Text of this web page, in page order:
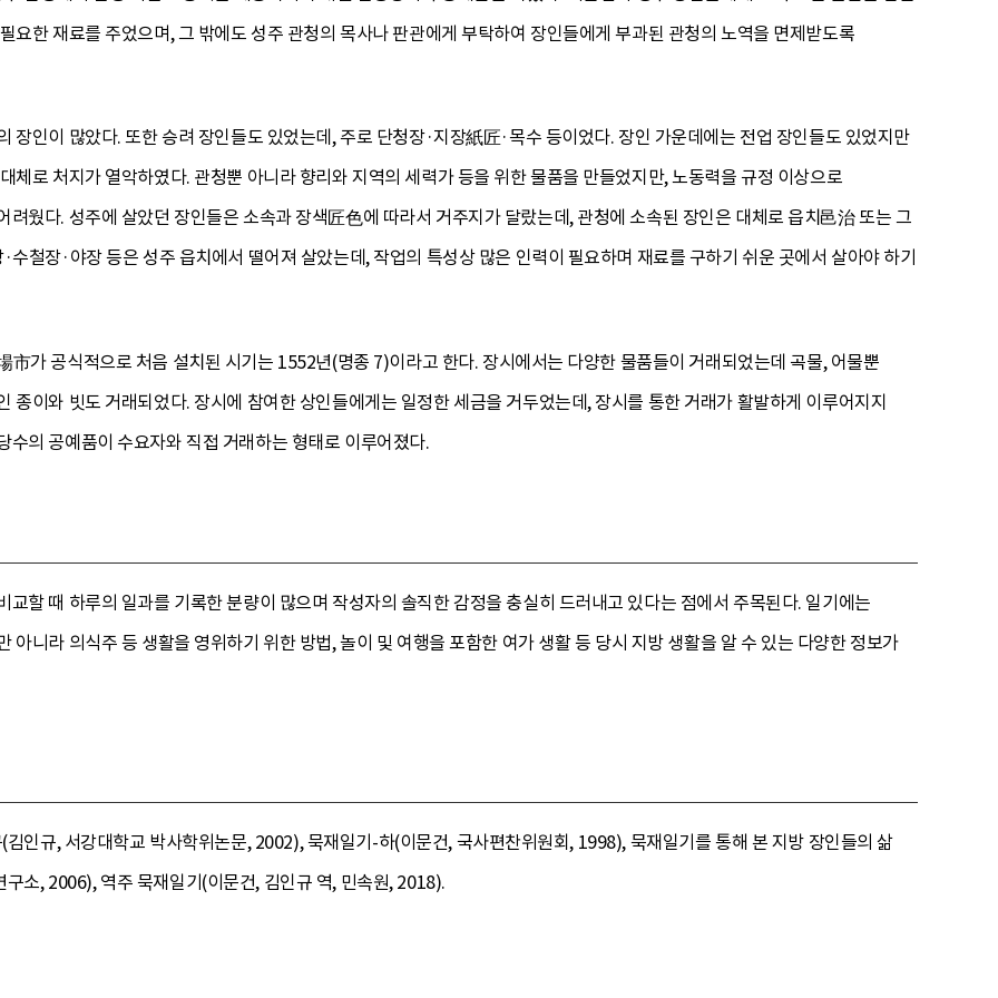
요한 재료를 주었으며, 그 밖에도 성주 관청의 목사나 판관에게 부탁하여 장인들에게 부과된 관청의 노역을 면제받도록
장인이 많았다. 또한 승려 장인들도 있었는데, 주로 단청장·지장紙匠·목수 등이었다. 장인 가운데에는 전업 장인들도 있었지만
체로 처지가 열악하였다. 관청뿐 아니라 향리와 지역의 세력가 등을 위한 물품을 만들었지만, 노동력을 규정 이상으로
려웠다. 성주에 살았던 장인들은 소속과 장색匠色에 따라서 거주지가 달랐는데, 관청에 소속된 장인은 대체로 읍치邑治 또는 그
수철장·야장 등은 성주 읍치에서 떨어져 살았는데, 작업의 특성상 많은 인력이 필요하며 재료를 구하기 쉬운 곳에서 살아야 하기
市가 공식적으로 처음 설치된 시기는 1552년(명종 7)이라고 한다. 장시에서는 다양한 물품들이 거래되었는데 곡물, 어물뿐
종이와 빗도 거래되었다. 장시에 참여한 상인들에게는 일정한 세금을 거두었는데, 장시를 통한 거래가 활발하게 이루어지지
수의 공예품이 수요자와 직접 거래하는 형태로 이루어졌다.
교할 때 하루의 일과를 기록한 분량이 많으며 작성자의 솔직한 감정을 충실히 드러내고 있다는 점에서 주목된다. 일기에는
아니라 의식주 등 생활을 영위하기 위한 방법, 놀이 및 여행을 포함한 여가 생활 등 당시 지방 생활을 알 수 있는 다양한 정보가
인규, 서강대학교 박사학위논문, 2002), 묵재일기-하(이문건, 국사편찬위원회, 1998), 묵재일기를 통해 본 지방 장인들의 삶
소, 2006), 역주 묵재일기(이문건, 김인규 역, 민속원, 2018).